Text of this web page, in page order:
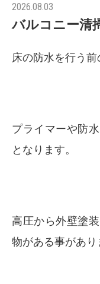
2026.08.03
バルコニー清
床の防水を行う
プライマーや防
となります。
高圧から外壁塗
物がある事があ